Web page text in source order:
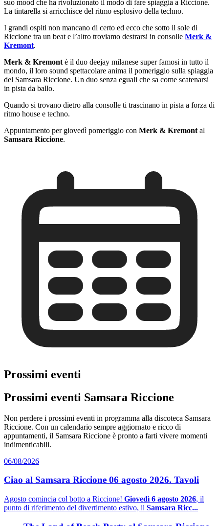
suo mood che ha rivoluzionato il modo di fare spiaggia a Riccione.
La tintarella si arricchisce del ritmo esplosivo della techno.
I grandi ospiti non mancano di certo ed ecco che sotto il sole di
Riccione tra un beat e l’altro troviamo destrarsi in consolle Merk &
Kremont.
Merk & Kremont è il duo deejay milanese super famosi in tutto il
mondo, il loro sound spettacolare anima il pomeriggio sulla spiaggia
del Samsara Riccione. Un duo senza eguali che sa come scatenarsi
in pista da ballo.
Quando si trovano dietro alla consolle ti trascinano in pista a forza di
ritmo house e techno.
Appuntamento per giovedì pomeriggio con Merk & Kremont al
Samsara Riccione.
Prossimi eventi
Prossimi eventi Samsara Riccione
Non perdere i prossimi eventi in programma alla discoteca Samsara
Riccione. Con un calendario sempre aggiornato e ricco di
appuntamenti, il Samsara Riccione è pronto a farti vivere momenti
indimenticabili.
06/08/2026
Ciao al Samsara Riccione 06 agosto 2026. Tavoli
Agosto comincia col botto a Riccione! Giovedì 6 agosto 2026, il
punto di riferimento del divertimento estivo, il Samsara Ricc...